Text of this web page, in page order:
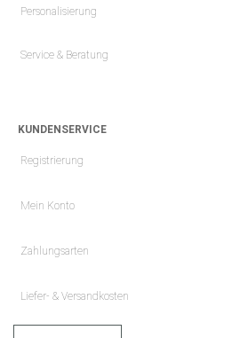
Personalisierung
Service & Beratung
KUNDENSERVICE
Registrierung
Mein Konto
Zahlungsarten
Liefer- & Versandkosten